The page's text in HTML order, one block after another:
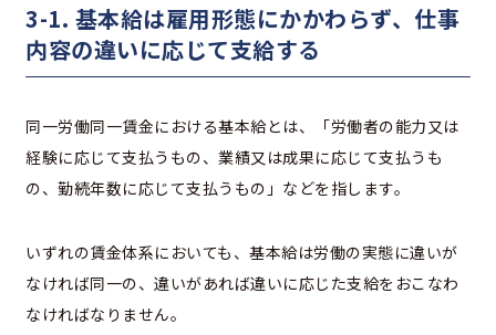
3-1. 基本給は雇用形態にかかわらず、仕事
内容の違いに応じて支給する
同一労働同一賃金における基本給とは、「労働者の能力又は
経験に応じて支払うもの、業績又は成果に応じて支払うも
の、勤続年数に応じて支払うもの」などを指します。
いずれの賃金体系においても、基本給は労働の実態に違いが
なければ同一の、違いがあれば違いに応じた支給をおこなわ
なければなりません。